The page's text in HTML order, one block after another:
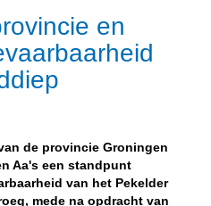
en
de provincie Groningen
Aa's een standpunt
van het Pekelder
mede na opdracht van